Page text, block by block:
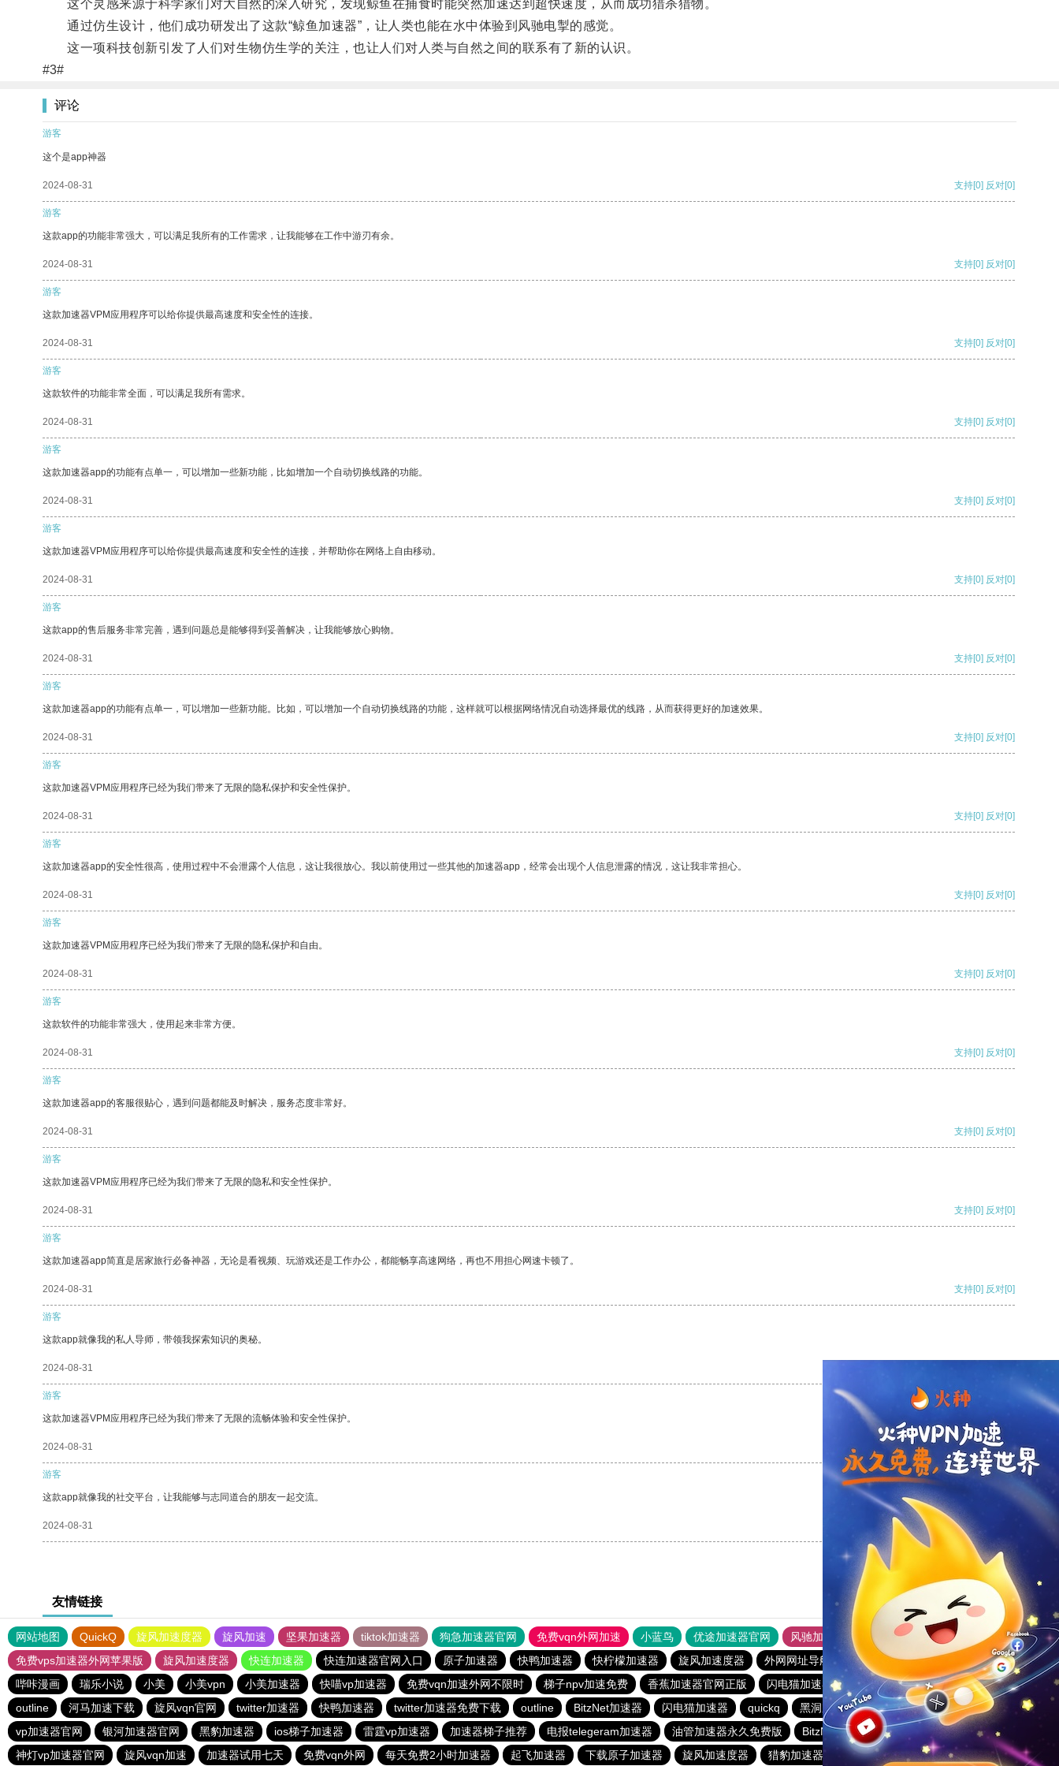
这个灵感来源于科学家们对大自然的深入研究，发现鲸鱼在捕食时能突然加速达到超快速度，从而成功猎杀猎物。
通过仿生设计，他们成功研发出了这款“鲸鱼加速器”，让人类也能在水中体验到风驰电掣的感觉。
这一项科技创新引发了人们对生物仿生学的关注，也让人们对人类与自然之间的联系有了新的认识。
#3#
评论
游客
这个是app神器
2024-08-31 支持[0] 反对[0]
游客
这款app的功能非常强大，可以满足我所有的工作需求，让我能够在工作中游刃有余。
2024-08-31 支持[0] 反对[0]
游客
这款加速器VPM应用程序可以给你提供最高速度和安全性的连接。
2024-08-31 支持[0] 反对[0]
游客
这款软件的功能非常全面，可以满足我所有需求。
2024-08-31 支持[0] 反对[0]
游客
这款加速器app的功能有点单一，可以增加一些新功能，比如增加一个自动切换线路的功能。
2024-08-31 支持[0] 反对[0]
游客
这款加速器VPM应用程序可以给你提供最高速度和安全性的连接，并帮助你在网络上自由移动。
2024-08-31 支持[0] 反对[0]
游客
这款app的售后服务非常完善，遇到问题总是能够得到妥善解决，让我能够放心购物。
2024-08-31 支持[0] 反对[0]
游客
这款加速器app的功能有点单一，可以增加一些新功能。比如，可以增加一个自动切换线路的功能，这样就可以根据网络情况自动选择最优的线路，从而获得更好的加速效果。
2024-08-31 支持[0] 反对[0]
游客
这款加速器VPM应用程序已经为我们带来了无限的隐私保护和安全性保护。
2024-08-31 支持[0] 反对[0]
游客
这款加速器app的安全性很高，使用过程中不会泄露个人信息，这让我很放心。我以前使用过一些其他的加速器app，经常会出现个人信息泄露的情况，这让我非常担心。
2024-08-31 支持[0] 反对[0]
游客
这款加速器VPM应用程序已经为我们带来了无限的隐私保护和自由。
2024-08-31 支持[0] 反对[0]
游客
这款软件的功能非常强大，使用起来非常方便。
2024-08-31 支持[0] 反对[0]
游客
这款加速器app的客服很贴心，遇到问题都能及时解决，服务态度非常好。
2024-08-31 支持[0] 反对[0]
游客
这款加速器VPM应用程序已经为我们带来了无限的隐私和安全性保护。
2024-08-31 支持[0] 反对[0]
游客
这款加速器app简直是居家旅行必备神器，无论是看视频、玩游戏还是工作办公，都能畅享高速网络，再也不用担心网速卡顿了。
2024-08-31 支持[0] 反对[0]
游客
这款app就像我的私人导师，带领我探索知识的奥秘。
2024-08-31
游客
这款加速器VPM应用程序已经为我们带来了无限的流畅体验和安全性保护。
2024-08-31 支持 [0] 反对 [0]
游客
这款app就像我的社交平台，让我能够与志同道合的朋友一起交流。
2024-08-31 支持
友情链接
网站地图 QuickQ 旋风加速度器 旋风加速 坚果加速器 tiktok加速器 狗急加速器官网 免费vqn外网加速 小蓝鸟 优途加速器官网 风驰加速器
旋风加速器
免费vps加速器外网苹果版
旋风加速度器 快连加速器 快连加速器官网入口 原子加速器 快鸭加速器 快柠檬加速器 旋风加速度器 外网网址导航 软件中心 雷霆加速
狂飙加速器
哔咔漫画
瑞乐小说 小美 小美vpn 小美加速器 快喵vp加速器 免费vqn加速外网不限时 梯子npv加速免费 香蕉加速器官网正版 闪电猫加速器 免费跨墙软件
快连vp(永久免费)
outline
河马加速下载 旋风vqn官网 twitter加速器 快鸭加速器 twitter加速器免费下载 outline BitzNet加速器 闪电猫加速器 quickq 黑洞加速npv官网下载
1元机场
vp加速器官网
银河加速器官网 黑豹加速器 ios梯子加速器 雷霆vp加速器 加速器梯子推荐 电报telegeram加速器 油管加速器永久免费版 BitzNet官网 hammer加速器
lets快连
神灯vp加速器官网
旋风vqn加速 加速器试用七天 免费vqn外网 每天免费2小时加速器 起飞加速器 下载原子加速器 旋风加速度器 猎豹加速器 outline 蘑菇加速器 极光vqn官网